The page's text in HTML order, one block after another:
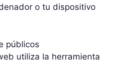
o tu dispositivo
públicos
utiliza la herramienta